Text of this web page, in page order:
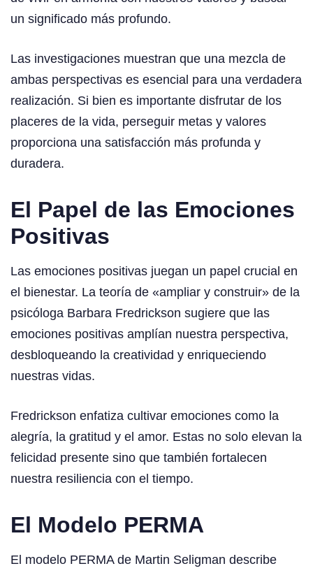
un significado más profundo.
Las investigaciones muestran que una mezcla de
ambas perspectivas es esencial para una verdadera
realización. Si bien es importante disfrutar de los
placeres de la vida, perseguir metas y valores
proporciona una satisfacción más profunda y
duradera.
El Papel de las Emociones
Positivas
Las emociones positivas juegan un papel crucial en
el bienestar. La teoría de «ampliar y construir» de la
psicóloga Barbara Fredrickson sugiere que las
emociones positivas amplían nuestra perspectiva,
desbloqueando la creatividad y enriqueciendo
nuestras vidas.
Fredrickson enfatiza cultivar emociones como la
alegría, la gratitud y el amor. Estas no solo elevan la
felicidad presente sino que también fortalecen
nuestra resiliencia con el tiempo.
El Modelo PERMA
El modelo PERMA de Martin Seligman describe